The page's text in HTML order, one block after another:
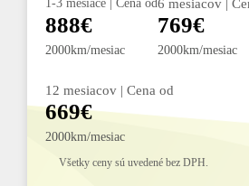
1-3 mesiace | Cena od
888€
2000km/mesiac
6 mesiacov |
769€
2000km/mesiac
12 mesiacov | Cena od
669€
2000km/mesiac
Všetky ceny sú uvedené bez DPH.